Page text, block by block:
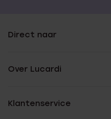
Direct naar
Over Lucardi
Klantenservice